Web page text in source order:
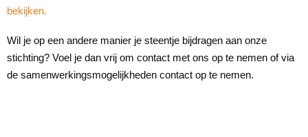
bekijken.
Wil je op een andere manier je steentje bijdragen aan onze
stichting? Voel je dan vrij om contact met ons op te nemen of via
de samenwerkingsmogelijkheden contact op te nemen.